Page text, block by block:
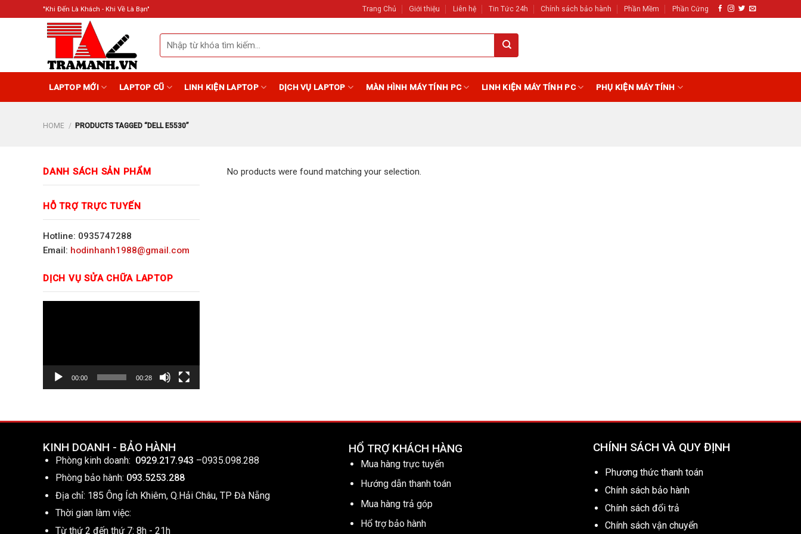
to
"Khi Đến Là Khách - Khi Về Là Bạn" Trang Chủ Giới thiệu Liên hệ Tin Tức 24h Chính sách bảo hành Phần Mềm Phần Cứng
Search
for:
LAPTOP MỚI LAPTOP CŨ LINH KIỆN LAPTOP DỊCH VỤ LAPTOP MÀN HÌNH MÁY TÍNH PC LINH KIỆN MÁY TÍNH PC PHỤ KIỆN MÁY TÍNH
HOME / PRODUCTS TAGGED “DELL E5530”
DANH SÁCH SẢN PHẨM
HỖ TRỢ TRỰC TUYẾN
Hotline: 0935747288
Email: hodinhanh1988@gmail.com
DỊCH VỤ SỬA CHỮA LAPTOP
00:00 00:28
No products were found matching your selection.
KINH DOANH - BẢO HÀNH
Phòng kinh doanh: 0929.217.943 –0935.098.288
Phòng bảo hành: 093.5253.288
Địa chỉ: 185 Ông Ích Khiêm, Q.Hải Châu, TP Đà Nẵng
Thời gian làm việc:
Từ thứ 2 đến thứ 7: 8h - 21h
HỔ TRỢ KHÁCH HÀNG
Mua hàng trực tuyến
Hướng dẫn thanh toán
Mua hàng trả góp
Hổ trợ bảo hành
CHÍNH SÁCH VÀ QUY ĐỊNH
Phương thức thanh toán
Chính sách bảo hành
Chính sách đổi trả
Chính sách vận chuyển